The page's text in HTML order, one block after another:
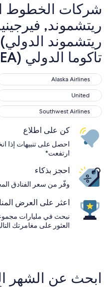
شركات الخطوط
ريتشموند
تاكوما الدولي (SEA)
Alaska Airlines
Alaska Airlines
United
United
Southwest Airlines
Southwest Airlines
كن على اطلاع
احصل على تنبيهات إذا
ارتفعت*
احجز بذكاء
وفّر من سعر الفنادق
اعثر على العرض
نبحث في مليارات
العثور على مغامرتك
ابحث عن الشهر